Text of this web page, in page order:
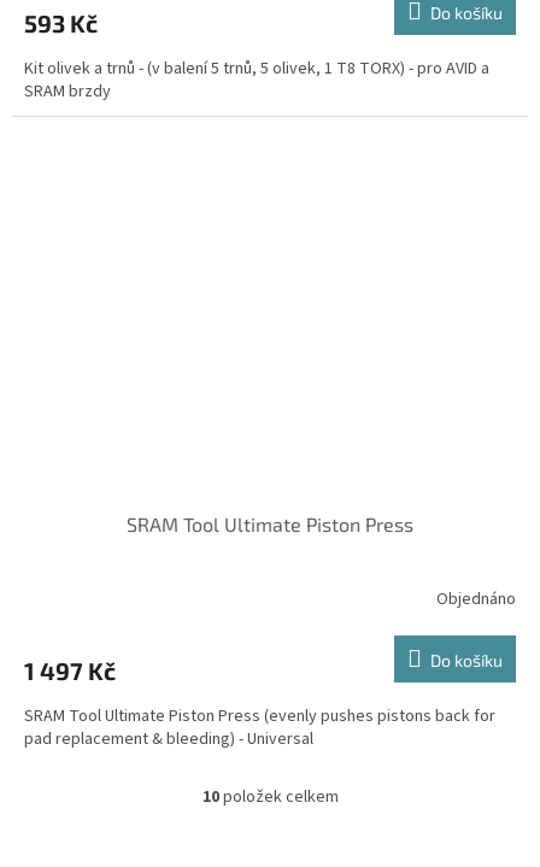
593 Kč Do košíku
Kit olivek a trnů - (v balení 5 trnů, 5 olivek, 1 T8 TORX) - pro AVID a
SRAM brzdy
SRAM Tool Ultimate Piston Press
Objednáno
1 497 Kč Do košíku
SRAM Tool Ultimate Piston Press (evenly pushes pistons back for
pad replacement & bleeding) - Universal
O
10položek celkem